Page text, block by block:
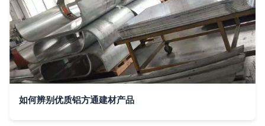
如何辨别优质铝方通建材产品